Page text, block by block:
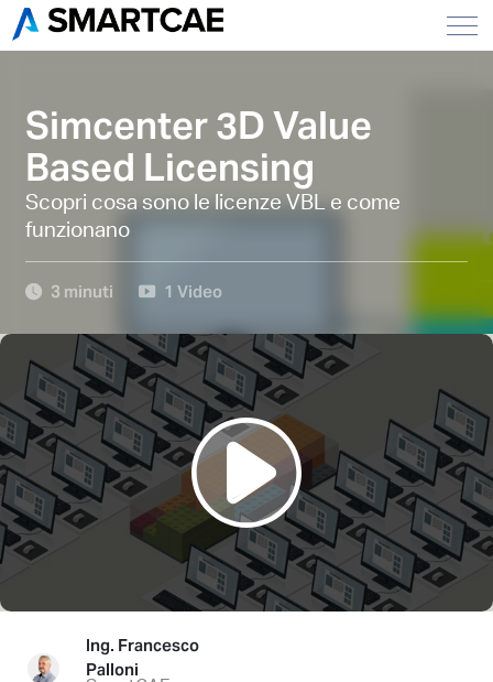
Simcenter 3D Value
Based Licensing
Scopri cosa sono le licenze VBL e come
funzionano
3 minuti 1 Video
Ing. Francesco
Palloni